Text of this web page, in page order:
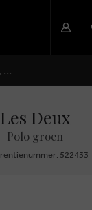
Les Deux
Polo groen
522433